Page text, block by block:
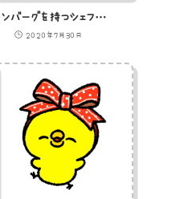
ハンバーグを持つシェフひよこのイラスト
2020年7月30日